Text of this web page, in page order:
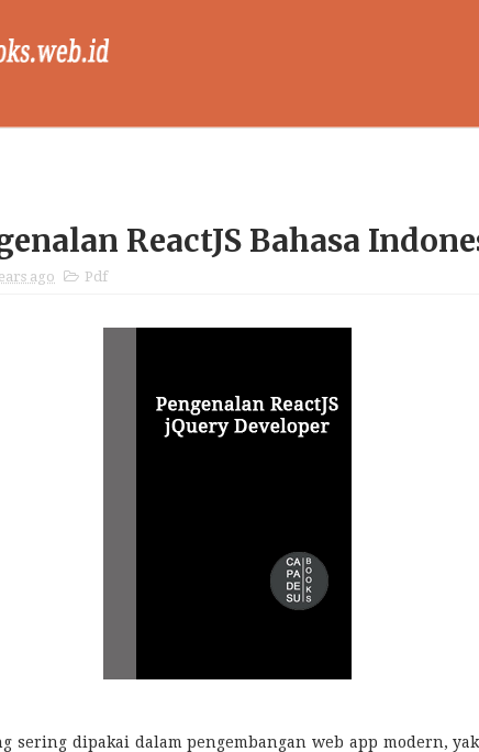
ReactJS Bahasa
ago Pdf
sering dipakai dalam pengembangan web app modern,